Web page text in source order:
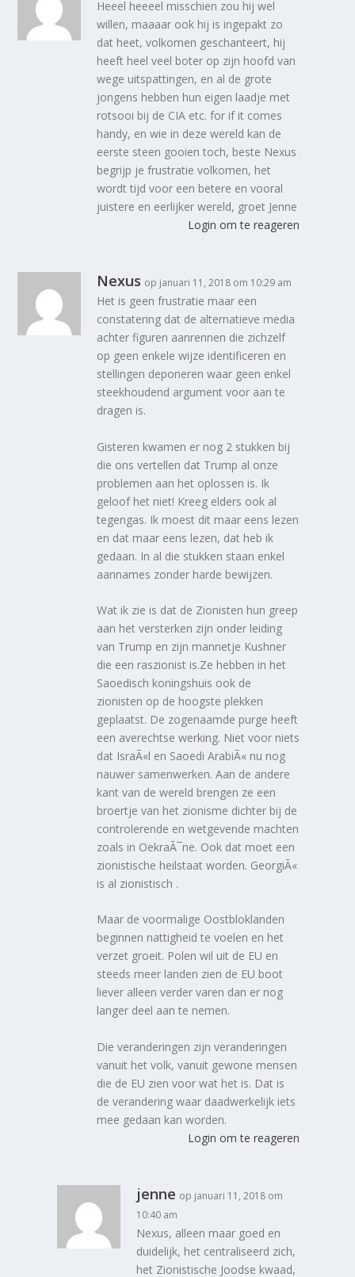
Heeel heeeel misschien zou hij wel
willen, maaaar ook hij is ingepakt zo
dat heet, volkomen geschanteert, hij
heeft heel veel boter op zijn hoofd van
wege uitspattingen, en al de grote
jongens hebben hun eigen laadje met
rotsooi bij de CIA etc. for if it comes
handy, en wie in deze wereld kan de
eerste steen gooien toch, beste Nexus
begrijp je frustratie volkomen, het
wordt tijd voor een betere en vooral
juistere en eerlijker wereld, groet Jenne
Login om te reageren
Nexus op januari 11, 2018 om 10:29 am
Het is geen frustratie maar een
constatering dat de alternatieve media
achter figuren aanrennen die zichzelf
op geen enkele wijze identificeren en
stellingen deponeren waar geen enkel
steekhoudend argument voor aan te
dragen is.
Gisteren kwamen er nog 2 stukken bij
die ons vertellen dat Trump al onze
problemen aan het oplossen is. Ik
geloof het niet! Kreeg elders ook al
tegengas. Ik moest dit maar eens lezen
en dat maar eens lezen, dat heb ik
gedaan. In al die stukken staan enkel
aannames zonder harde bewijzen.
Wat ik zie is dat de Zionisten hun greep
aan het versterken zijn onder leiding
van Trump en zijn mannetje Kushner
die een raszionist is.Ze hebben in het
Saoedisch koningshuis ook de
zionisten op de hoogste plekken
geplaatst. De zogenaamde purge heeft
een averechtse werking. Niet voor niets
dat IsraÃ«l en Saoedi ArabiÃ« nu nog
nauwer samenwerken. Aan de andere
kant van de wereld brengen ze een
broertje van het zionisme dichter bij de
controlerende en wetgevende machten
zoals in OekraÃ¯ne. Ook dat moet een
zionistische heilstaat worden. GeorgiÃ«
is al zionistisch .
Maar de voormalige Oostbloklanden
beginnen nattigheid te voelen en het
verzet groeit. Polen wil uit de EU en
steeds meer landen zien de EU boot
liever alleen verder varen dan er nog
langer deel aan te nemen.
Die veranderingen zijn veranderingen
vanuit het volk, vanuit gewone mensen
die de EU zien voor wat het is. Dat is
de verandering waar daadwerkelijk iets
mee gedaan kan worden.
Login om te reageren
jenne op januari 11, 2018 om
10:40 am
Nexus, alleen maar goed en
duidelijk, het centraliseerd zich,
het Zionistische Joodse kwaad,